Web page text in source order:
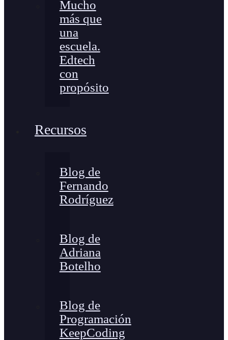
Mucho
más que
una
escuela.
Edtech
con
propósito
Recursos
Blog de
Fernando
Rodríguez
Blog de
Adriana
Botelho
Blog de
Programación
KeepCoding